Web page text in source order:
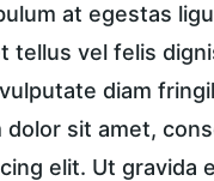
at egestas
tellus vel felis
diam
dolor sit amet,
elit. Ut gravida